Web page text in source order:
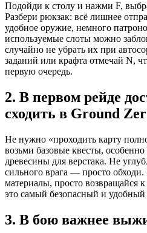
Подойди к столу и нажми F,
Разбери рюкзак: всё лишнее
удобное оружие, немного
используемые слоты можно
случайно не убрать их при
заданий или крафта отмечай N,
первую очередь.
2. В первом рейде
сходить в Ground
Не нужно «проходить карту
возьми базовые квесты, особенно
древесины для верстака. Не
сильного врага — просто
материалы, просто возвращайся
это самый безопасный и удобный
3. В бою важнее